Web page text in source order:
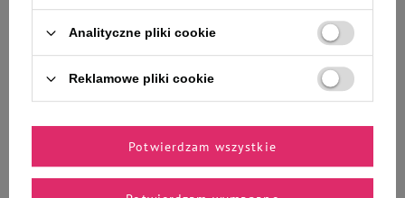
Najczęściej kupowane dla
KOTA
Analityczne pliki cookie
Reklamowe pliki cookie
Potwierdzam wszystkie